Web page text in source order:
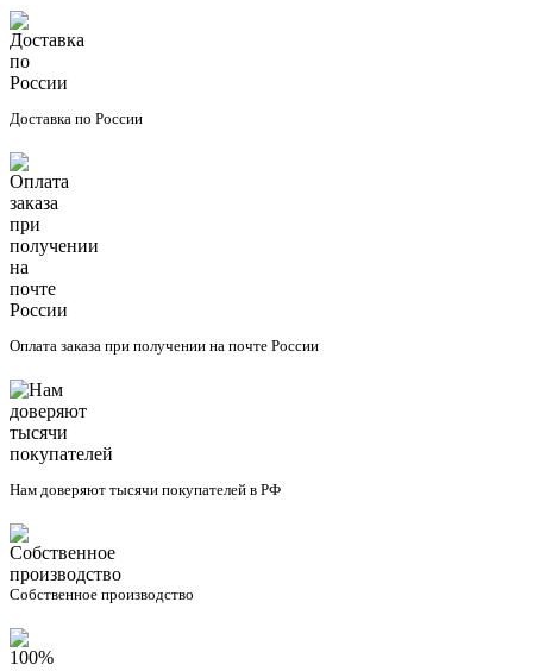
Доставка по России
Оплата заказа при получении на почте России
Нам доверяют тысячи покупателей в РФ
Собственное производство